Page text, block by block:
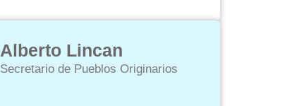
Alberto Lincan
Secretario de Pueblos Originarios